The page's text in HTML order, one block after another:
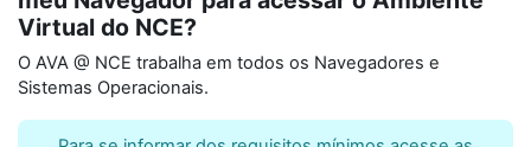
Virtual do NCE?
O AVA @ NCE trabalha em todos os Navegadores e
Sistemas Operacionais.